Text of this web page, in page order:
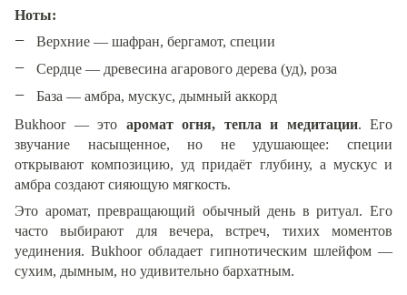
Ноты:
Верхние — шафран, бергамот, специи
Сердце — древесина агарового дерева (уд), роза
База — амбра, мускус, дымный аккорд
Bukhoor — это аромат огня, тепла и медитации. Его
звучание насыщенное, но не удушающее: специи
открывают композицию, уд придаёт глубину, а мускус и
амбра создают сияющую мягкость.
Это аромат, превращающий обычный день в ритуал. Его
часто выбирают для вечера, встреч, тихих моментов
уединения. Bukhoor обладает гипнотическим шлейфом —
сухим, дымным, но удивительно бархатным.